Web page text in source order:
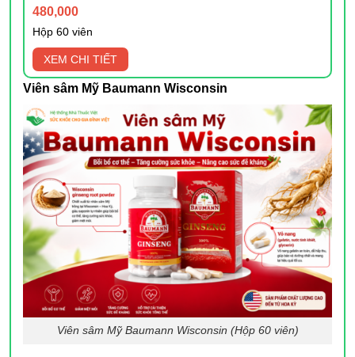
480,000
Hộp 60 viên
XEM CHI TIẾT
Viên sâm Mỹ Baumann Wisconsin
Viên sâm Mỹ Baumann Wisconsin (Hộp 60 viên)